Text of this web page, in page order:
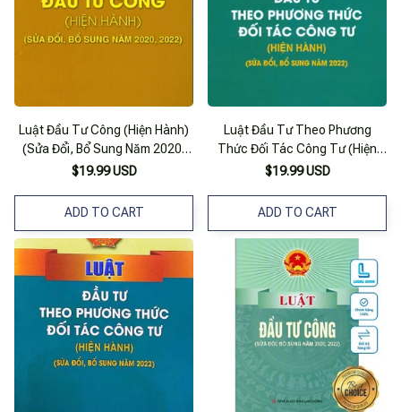
Luật Đầu Tư Công (Hiện Hành)
(Sửa Đổi, Bổ Sung Năm 2020,
2022)
$19.99 USD
ADD TO CART
Luật Đầu Tư Theo Phương
Thức Đối Tác Công Tư (Hiện
Hành) (Sửa Đổi, Bổ Sung Năm
$19.99 USD
ADD TO CART